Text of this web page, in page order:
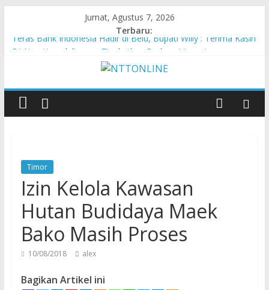
Jumat, Agustus 7, 2026
Terbaru:
Teras Bank Indonesia Hadir di Belu, Bupati Willy : Terima Kasih
Astra Honda Siap Lanjutkan Performa Positif di ARRC
Pengadaan Kapal PPA Perkuat Kemampuan Pertahanan Udara
TNI AL Hadapi Ancaman Maritim Modern
Timor
Izin Kelola Kawasan
Hutan Budidaya Maek
Bako Masih Proses
10/08/2018 alex
Bagikan Artikel ini